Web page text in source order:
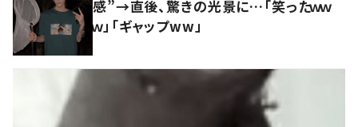
感”→直後、驚きの光景に…「笑ったｗｗ
ｗ」「ギャップww」